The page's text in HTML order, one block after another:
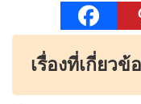
เรื่องที่เกี่ยวข้